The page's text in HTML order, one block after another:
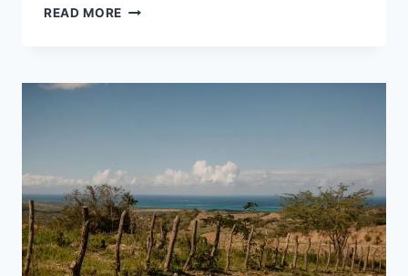
READ MORE GUÍA
VIAJAR